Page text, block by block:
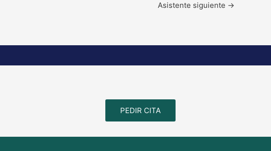
Asistente siguiente →
PEDIR CITA